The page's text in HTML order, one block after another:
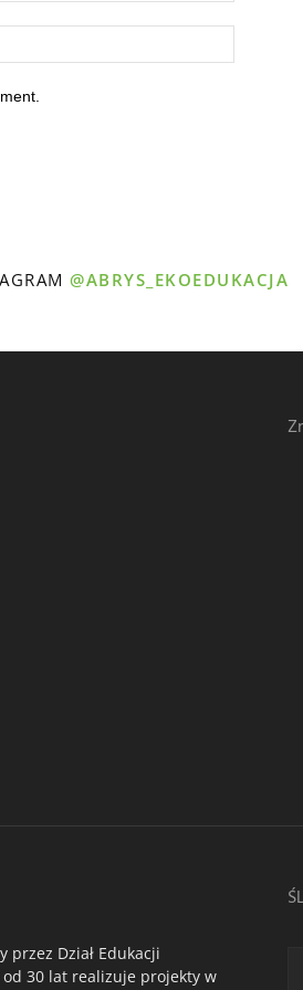
@ABRYS_EKOEDUKACJA
przez Dział Edukacji
30 lat realizuje projekty w